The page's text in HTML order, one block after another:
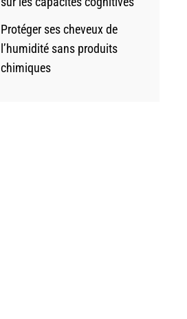
Protéger ses cheveux de
l’humidité sans produits
chimiques